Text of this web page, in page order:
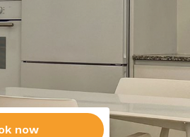
now